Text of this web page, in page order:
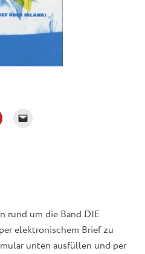
rund um die Band DIE
elektronischem Brief zu
unten ausfüllen und per